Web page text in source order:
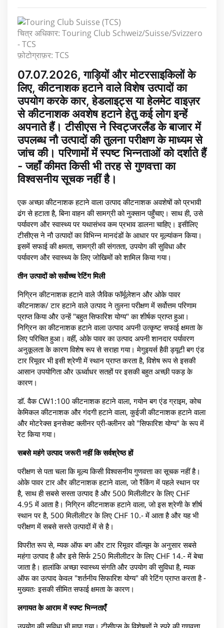
चित्र अधिकार: Touring Club Schweiz/Suisse/Svizzero
- TCS
फ़ोटोग्राफ़र: TCS
07.07.2026, गाड़ियों और मोटरसाइकिलों के
लिए, कीटनाशक हटाने वाले विशेष उत्पादों का
उपयोग करके कार, हेडलाइट्स या हेलमेट वाइज़र
से कीटनाशक अवशेष हटाने हेतु कई लोग इन्हें
अपनाते हैं। टीसीएस ने स्विट्जरलैंड के बाजार में
उपलब्ध नौ उत्पादों की तुलना परीक्षण के माध्यम से
जांच की। परिणामों में स्पष्ट भिन्नताओं को दर्शाते हैं
- जहाँ कीमत किसी भी तरह से गुणवत्ता का
विश्वसनीय सूचक नहीं है।
एक अच्छा कीटनाशक हटाने वाला उत्पाद कीटनाशक अवशेषों को प्रभावी
ढंग से हटाता है, बिना वाहन की सामग्री को नुक्सान पहुँचाए। साथ ही, उसे
पर्यावरण और स्वास्थ्य पर यथासंभव कम प्रभाव डालना चाहिए। इसीलिए
टीसीएस ने नौ उत्पादों का विभिन्न मानदंडों के आधार पर मूल्यांकन किया।
इसमें सफाई की क्षमता, सामग्री की संगतता, उपयोग की सुविधा और
पर्यावरण और स्वास्थ्य के लिए जोखिमों को शामिल किया गया।
तीन उत्पादों को सर्वोच्च रेटिंग मिली
निग्रिन कीटनाशक हटाने वाले जैविक फॉर्मूलेशन और ओके पावर
कीटनाशक/ टार हटाने वाले उत्पाद ने तुलना परीक्षण में सर्वोत्तम परिणाम
प्राप्त किया और उन्हें "बहुत सिफारिश योग्य" का शीर्षक प्राप्त हुआ।
निग्रिन का कीटनाशक हटाने वाला उत्पाद अपनी उत्कृष्ट सफाई क्षमता के
लिए परिचित हुआ। वहीं, ओके पावर का उत्पाद अपनी शानदार पर्यावरण
अनुकूलता के कारण विशेष रूप से सराहा गया। मेगुइयर्स हैवी ड्यूटी बग एंड
टार रिमूवर भी इसी श्रेणी में स्थान प्राप्त करता है, विशेष रूप से इसकी
आसान उपयोगिता और ऊर्ध्वाधर सतहों पर इसकी बहुत अच्छी पकड़ के
कारण।
डॉ. वैक CW1:100 कीटनाशक हटाने वाला, गयोन बग एंड ग्राइम, कोच
केमिकल कीटनाशक और गंदगी हटाने वाला, कुईजी कीटनाशक हटाने वाला
और मोटरेक्स इनसेक्ट क्लीनर प्री-क्लीनर को "सिफारिश योग्य" के रूप में
रेट किया गया।
सबसे महंगे उत्पाद जरूरी नहीं कि सर्वश्रेष्ठ हों
परीक्षण से पता चला कि मूल्य किसी विश्वसनीय गुणवत्ता का सूचक नहीं है।
ओके पावर टार और कीटनाशक हटाने वाला, जो रैंकिंग में पहले स्थान पर
है, साथ ही सबसे सस्ता उत्पाद है और 500 मिलीलीटर के लिए CHF
4.95 में आता है। निग्रिन कीटनाशक हटाने वाला, जो इस श्रेणी के शीर्ष
स्थान पर है, 500 मिलीलीटर के लिए CHF 10.- में आता है और यह भी
परीक्षण में सबसे सस्ते उत्पादों में से है।
विपरीत रूप से, म्यक ऑफ बग और टार रिमूवर वॉल्यूम के अनुसार सबसे
महंगा उत्पाद है और इसे सिर्फ 250 मिलीलीटर के लिए CHF 14.- में बेचा
जाता है। हालांकि अच्छा स्वास्थ्य संगति और उपयोग की सुविधा है, म्यक
ऑफ का उत्पाद केवल "शर्तनीय सिफारिश योग्य" की रेटिंग प्राप्त करता है -
मुख्यतः इसकी सीमित सफाई क्षमता के कारण।
लगायत के आराम में स्पष्ट भिन्नताएँ